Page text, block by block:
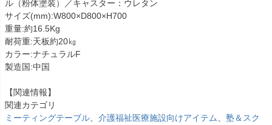
ル（粉体塗装）／キャスター：ウレタン
サイズ(mm):W800×D800×H700
重量:約16.5Kg
耐荷重:天板約20㎏
カラー:ナチュラルF
製造国:中国
【関連情報】
関連カテゴリ
ミーティングテーブル、 介護福祉医療施設向けアイテム、 塾＆スク